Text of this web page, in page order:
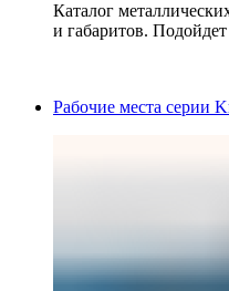
Каталог
и габаритов.
Рабочие места серии